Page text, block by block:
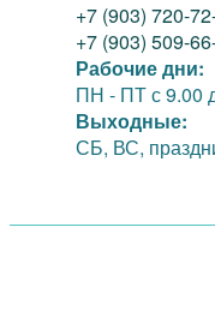
+7 (903) 720-
+7 (903) 509-
Рабочие дни:
ПН - ПТс 9.00
Выходные:
СБ, ВС,